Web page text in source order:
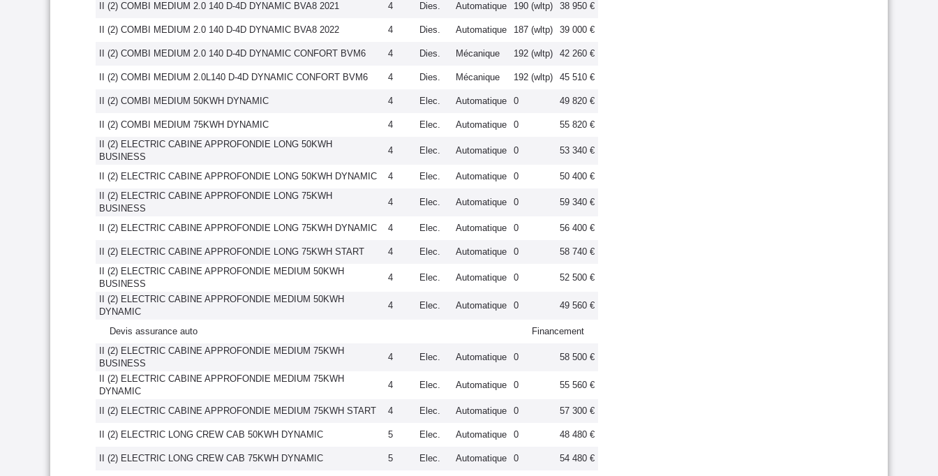
II (2) COMBI MEDIUM 2.0 140 D-4D DYNAMIC BVA8 2021 4 Dies. Automatique 190 (wltp) 38 950 €
II (2) COMBI MEDIUM 2.0 140 D-4D DYNAMIC BVA8 2022 4 Dies. Automatique 187 (wltp) 39 000 €
II (2) COMBI MEDIUM 2.0 140 D-4D DYNAMIC CONFORT BVM6 4 Dies. Mécanique 192 (wltp) 42 260 €
II (2) COMBI MEDIUM 2.0L140 D-4D DYNAMIC CONFORT BVM6 4 Dies. Mécanique 192 (wltp) 45 510 €
II (2) COMBI MEDIUM 50KWH DYNAMIC 4 Elec. Automatique 0 49 820 €
II (2) COMBI MEDIUM 75KWH DYNAMIC 4 Elec. Automatique 0
55 820 €
II (2) ELECTRIC CABINE APPROFONDIE LONG 50KWH
BUSINESS
4 Elec. Automatique 0 53 340 €
II (2) ELECTRIC CABINE APPROFONDIE LONG 50KWH DYNAMIC 4 Elec. Automatique 0
50 400 €
II (2) ELECTRIC CABINE APPROFONDIE LONG 75KWH
BUSINESS
4 Elec. Automatique 0 59 340 €
II (2) ELECTRIC CABINE APPROFONDIE LONG 75KWH DYNAMIC 4 Elec. Automatique 0 56 400 €
II (2) ELECTRIC CABINE APPROFONDIE LONG 75KWH START 4 Elec. Automatique 0
58 740 €
II (2) ELECTRIC CABINE APPROFONDIE MEDIUM 50KWH
BUSINESS
4 Elec. Automatique 0 52 500 €
II (2) ELECTRIC CABINE APPROFONDIE MEDIUM 50KWH
DYNAMIC
4 Elec. Automatique 0 49 560 €
Devis assurance auto
Financement
II (2) ELECTRIC CABINE APPROFONDIE MEDIUM 75KWH
BUSINESS
4 Elec. Automatique 0 58 500 €
II (2) ELECTRIC CABINE APPROFONDIE MEDIUM 75KWH
DYNAMIC
4 Elec. Automatique 0 55 560 €
II (2) ELECTRIC CABINE APPROFONDIE MEDIUM 75KWH START 4 Elec. Automatique 0 57 300 €
II (2) ELECTRIC LONG CREW CAB 50KWH DYNAMIC 5 Elec. Automatique 0 48 480 €
II (2) ELECTRIC LONG CREW CAB 75KWH DYNAMIC 5 Elec. Automatique 0 54 480 €